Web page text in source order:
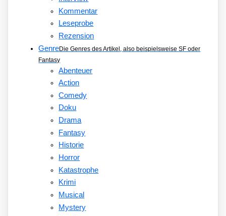
Kommentar
Leseprobe
Rezension
GenreDie Genres des Artikel, also beispielsweise SF oder
Fantasy
Abenteuer
Action
Comedy
Doku
Drama
Fantasy
Historie
Horror
Katastrophe
Krimi
Musical
Mystery